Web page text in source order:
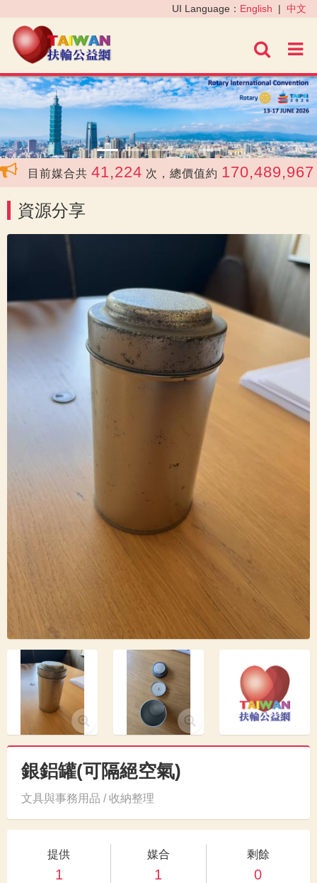
進階
UI Language： English | 中文
‹ ›
目前媒合共 41,224 次，總價值約 170,489,967 元
資源分享
銀鋁罐(可隔絕空氣)
文具與事務用品 / 收納整理
提供
1
媒合
1
剩餘
0